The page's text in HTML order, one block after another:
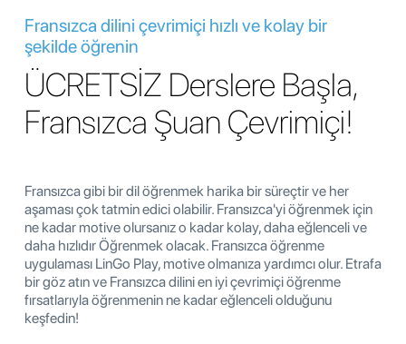
Fransızca dilini çevrimiçi hızlı ve kolay bir
şekilde öğrenin
ÜCRETSİZ Derslere Başla,
Fransızca Şuan Çevrimiçi!
Fransızca gibi bir dil öğrenmek harika bir süreçtir ve her
aşaması çok tatmin edici olabilir. Fransızca'yi öğrenmek için
ne kadar motive olursanız o kadar kolay, daha eğlenceli ve
daha hızlıdır Öğrenmek olacak. Fransızca öğrenme
uygulaması LinGo Play, motive olmanıza yardımcı olur. Etrafa
bir göz atın ve Fransızca dilini en iyi çevrimiçi öğrenme
fırsatlarıyla öğrenmenin ne kadar eğlenceli olduğunu
keşfedin!